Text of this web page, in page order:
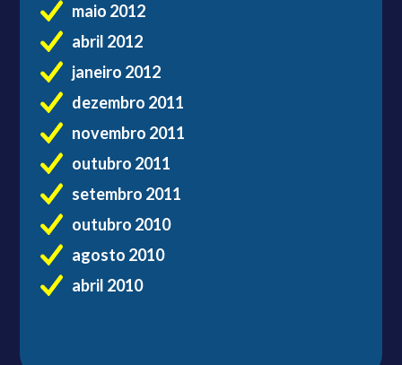
maio 2012
abril 2012
janeiro 2012
dezembro 2011
novembro 2011
outubro 2011
setembro 2011
outubro 2010
agosto 2010
abril 2010